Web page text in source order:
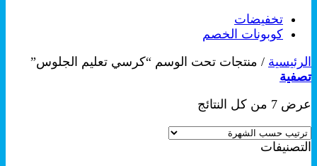
تخفيضات
كوبونات الخصم
الرئيسية / منتجات تحت الوسم “كرسي تعليم الجلوس”
تصفية
عرض ⁦7⁩ من كل النتائج
حسب
التصنيفات